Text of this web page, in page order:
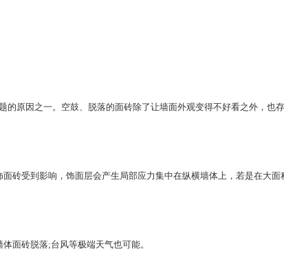
因之一。空鼓、脱落的面砖除了让墙面外观变得不好看之外，也存
受到影响，饰面层会产生局部应力集中在纵横墙体上，若是在大面
砖脱落;台风等极端天气也可能。